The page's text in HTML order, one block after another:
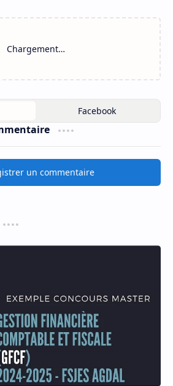
Chargement…
un commentaire